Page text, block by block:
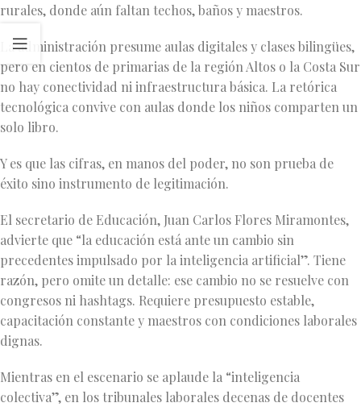
rurales, donde aún faltan techos, baños y maestros.
La administración presume aulas digitales y clases bilingües,
pero en cientos de primarias de la región Altos o la Costa Sur
no hay conectividad ni infraestructura básica. La retórica
tecnológica convive con aulas donde los niños comparten un
solo libro.
Y es que las cifras, en manos del poder, no son prueba de
éxito sino instrumento de legitimación.
El secretario de Educación, Juan Carlos Flores Miramontes,
advierte que “la educación está ante un cambio sin
precedentes impulsado por la inteligencia artificial”. Tiene
razón, pero omite un detalle: ese cambio no se resuelve con
congresos ni hashtags. Requiere presupuesto estable,
capacitación constante y maestros con condiciones laborales
dignas.
Mientras en el escenario se aplaude la “inteligencia
colectiva”, en los tribunales laborales decenas de docentes